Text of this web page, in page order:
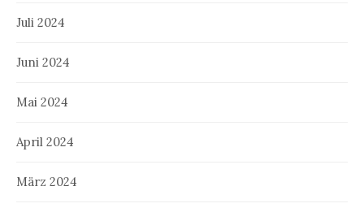
Juli 2024
Juni 2024
Mai 2024
April 2024
März 2024